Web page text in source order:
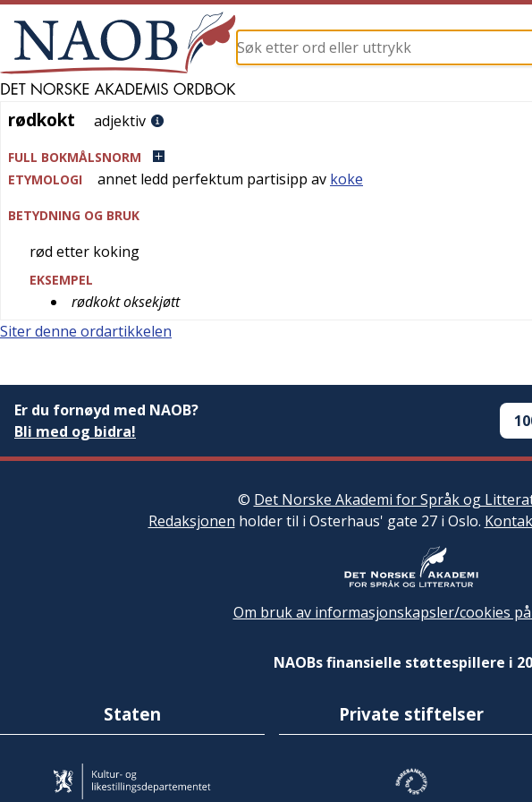
rødkokt
rødkokt adjektiv
FULL BOKMÅLSNORM
ETYMOLOGI
annet ledd perfektum partisipp av koke
BETYDNING OG BRUK
rød etter koking
EKSEMPEL
rødkokt oksekjøtt
Siter denne ordartikkelen
Er du fornøyd med NAOB?
Bli med og bidra!
© Det Norske Akademi for Språk og
Redaksjonen holder til i Osterhaus' gate 27 i Oslo.
Om bruk av informasjonskapsler/cookies
NAOBs finansielle støttespillere i
Staten Private stiftelser